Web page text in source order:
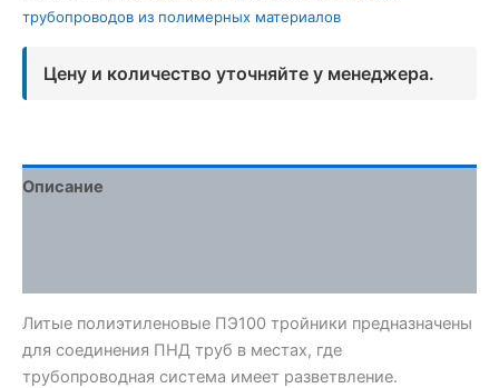
трубопроводов из полимерных материалов
Цену и количество уточняйте у менеджера.
Описание
Литые полиэтиленовые ПЭ100 тройники предназначены
для соединения ПНД труб в местах, где
трубопроводная система имеет разветвление.